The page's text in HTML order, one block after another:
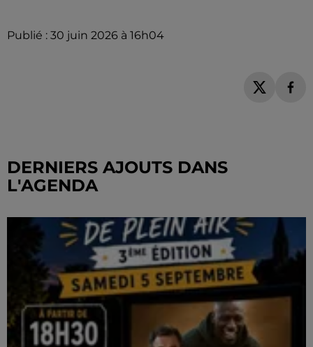
Publié : 30 juin 2026 à 16h04
DERNIERS AJOUTS DANS
L'AGENDA